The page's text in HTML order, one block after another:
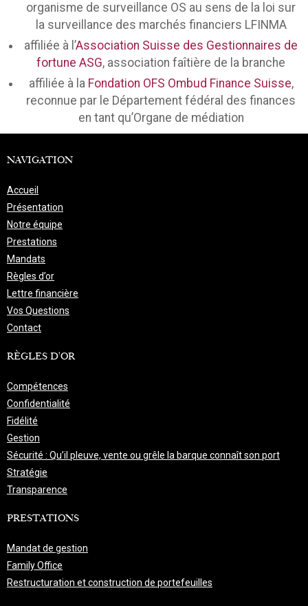
organisme de surveillance OS au sens de la loi sur
la surveillance des marchés financiers LFINMA
affiliée à l’Association Suisse des Gestionnaires de
fortune ASG, association faîtière de la branche
affiliée à la Fondation OFS Ombud Finance Suisse,
reconnue par le Département fédéral des finances
en tant qu’Organe de médiation
NAVIGATION
Accueil
Présentation
Notre équipe
Prestations
Mandats
Règles d’or
Lettre financière
Vos Questions
Contact
RÈGLES D'OR
Compétences
Confidentialité
Fidélité
Gestion
Sécurité : Qu’il pleuve, vente ou grêle la barque connaît son port
Stratégie
Transparence
PRESTATIONS
Mandat de gestion
Family Office
Restructuration et construction de portefeuilles